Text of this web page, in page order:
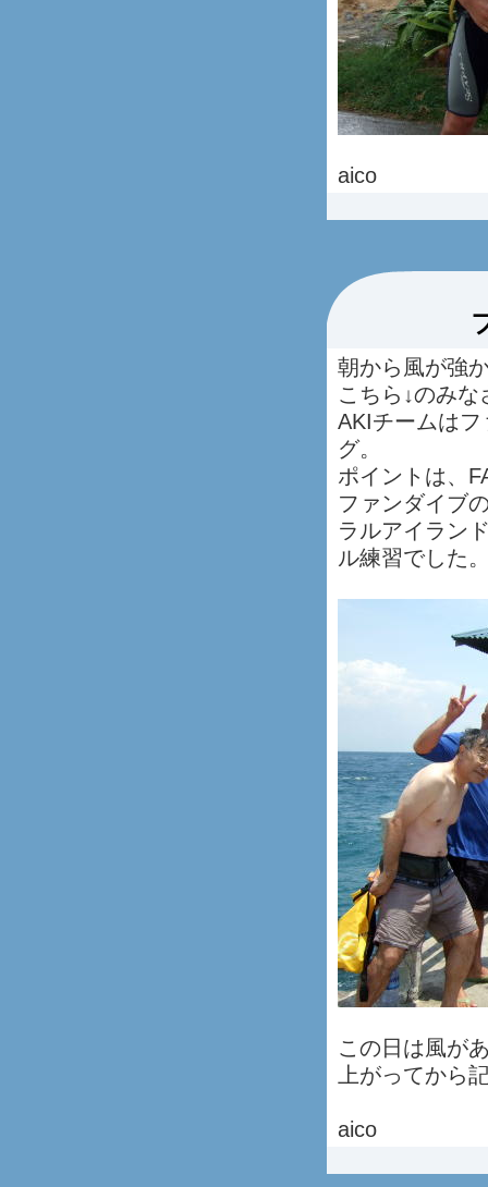
aico
朝から風が強
こちら↓のみ
AKIチームは
グ。
ポイントは、
ファンダイブ
ラルアイラン
ル練習でした
この日は風が
上がってから
aico